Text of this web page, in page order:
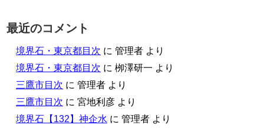
最近のコメント
境界石・東京都目次 に 管理者 より
境界石・東京都目次 に 栁澤研一 より
三鷹市目次 に 管理者 より
三鷹市目次 に 宮地利彦 より
境界石【132】神企水 に 管理者 より